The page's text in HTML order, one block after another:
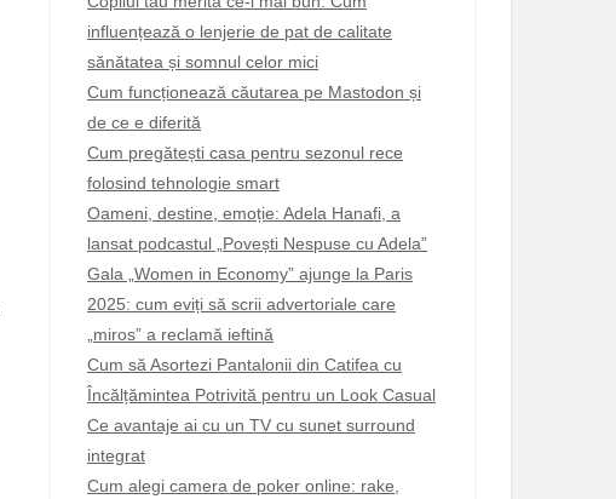
influențează o lenjerie de pat de calitate
sănătatea și somnul celor mici
Cum funcționează căutarea pe Mastodon și
de ce e diferită
Cum pregătești casa pentru sezonul rece
folosind tehnologie smart
Oameni, destine, emoție: Adela Hanafi, a
lansat podcastul „Povești Nespuse cu Adela”
Gala „Women in Economy” ajunge la Paris
2025: cum eviți să scrii advertoriale care
„miros” a reclamă ieftină
Cum să Asortezi Pantalonii din Catifea cu
Încălțămintea Potrivită pentru un Look Casual
Ce avantaje ai cu un TV cu sunet surround
integrat
Cum alegi camera de poker online: rake,